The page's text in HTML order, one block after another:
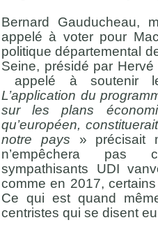
Bernard Gauducheau,
appelé à voter pour
politique départemental
Seine, présidé par
appelé à soutenir
L’application du
sur les plans
qu’européen,
notre pays » précisait
n’empêchera pas
sympathisants UDI
comme en 2017,
Ce qui est quand
centristes qui se disent